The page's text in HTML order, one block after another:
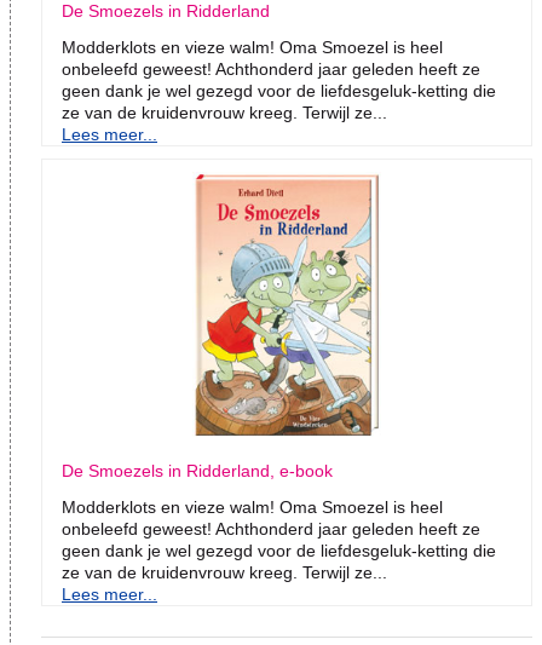
De Smoezels in Ridderland
Modderklots en vieze walm! Oma Smoezel is heel
onbeleefd geweest! Achthonderd jaar geleden heeft ze
geen dank je wel gezegd voor de liefdesgeluk-ketting die
ze van de kruidenvrouw kreeg. Terwijl ze...
Lees meer...
De Smoezels in Ridderland, e-book
Modderklots en vieze walm! Oma Smoezel is heel
onbeleefd geweest! Achthonderd jaar geleden heeft ze
geen dank je wel gezegd voor de liefdesgeluk-ketting die
ze van de kruidenvrouw kreeg. Terwijl ze...
Lees meer...